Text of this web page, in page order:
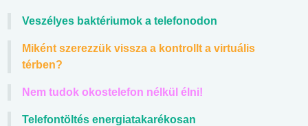
Veszélyes baktériumok a telefonodon
Miként szerezzük vissza a kontrollt a virtuális
térben?
Nem tudok okostelefon nélkül élni!
Telefontöltés energiatakarékosan